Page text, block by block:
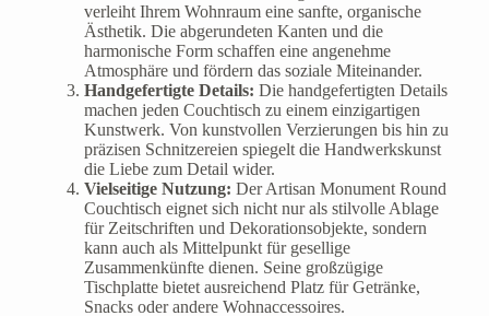
verleiht Ihrem Wohnraum eine sanfte, organische
Ästhetik. Die abgerundeten Kanten und die
harmonische Form schaffen eine angenehme
Atmosphäre und fördern das soziale Miteinander.
Handgefertigte Details: Die handgefertigten Details
machen jeden Couchtisch zu einem einzigartigen
Kunstwerk. Von kunstvollen Verzierungen bis hin zu
präzisen Schnitzereien spiegelt die Handwerkskunst
die Liebe zum Detail wider.
Vielseitige Nutzung: Der Artisan Monument Round
Couchtisch eignet sich nicht nur als stilvolle Ablage
für Zeitschriften und Dekorationsobjekte, sondern
kann auch als Mittelpunkt für gesellige
Zusammenkünfte dienen. Seine großzügige
Tischplatte bietet ausreichend Platz für Getränke,
Snacks oder andere Wohnaccessoires.